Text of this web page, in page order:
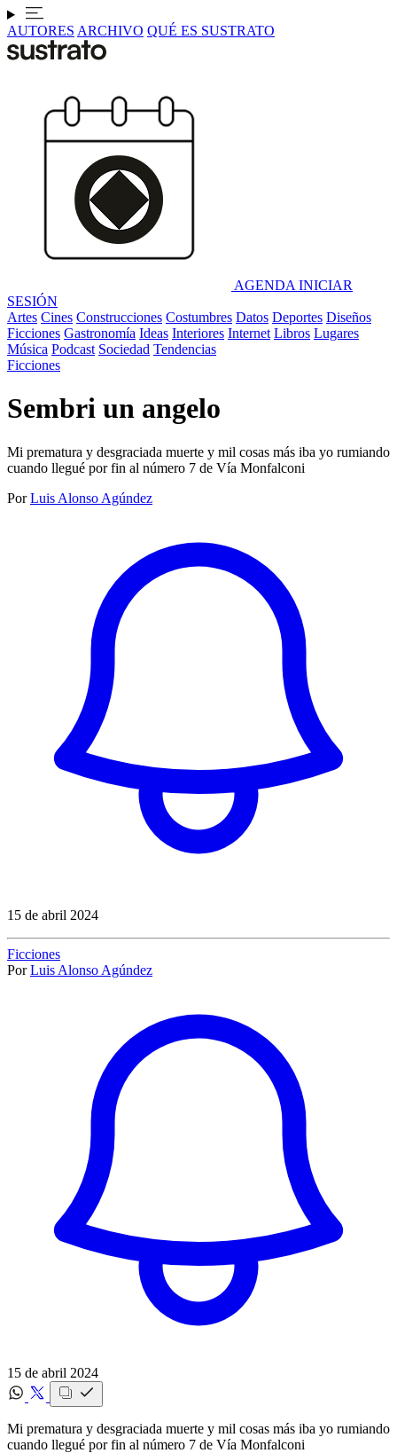
AUTORES ARCHIVO QUÉ ES SUSTRATO
AGENDA INICIAR
SESIÓN
Artes Cines Construcciones Costumbres Datos Deportes Diseños
Ficciones Gastronomía Ideas Interiores Internet Libros Lugares
Música Podcast Sociedad Tendencias
Ficciones
Sembri un angelo
Mi prematura y desgraciada muerte y mil cosas más iba yo rumiando
cuando llegué por fin al número 7 de Vía Monfalconi
Por Luis Alonso Agúndez
15 de abril 2024
Ficciones
Por Luis Alonso Agúndez
15 de abril 2024
Mi prematura y desgraciada muerte y mil cosas más iba yo rumiando
cuando llegué por fin al número 7 de Vía Monfalconi